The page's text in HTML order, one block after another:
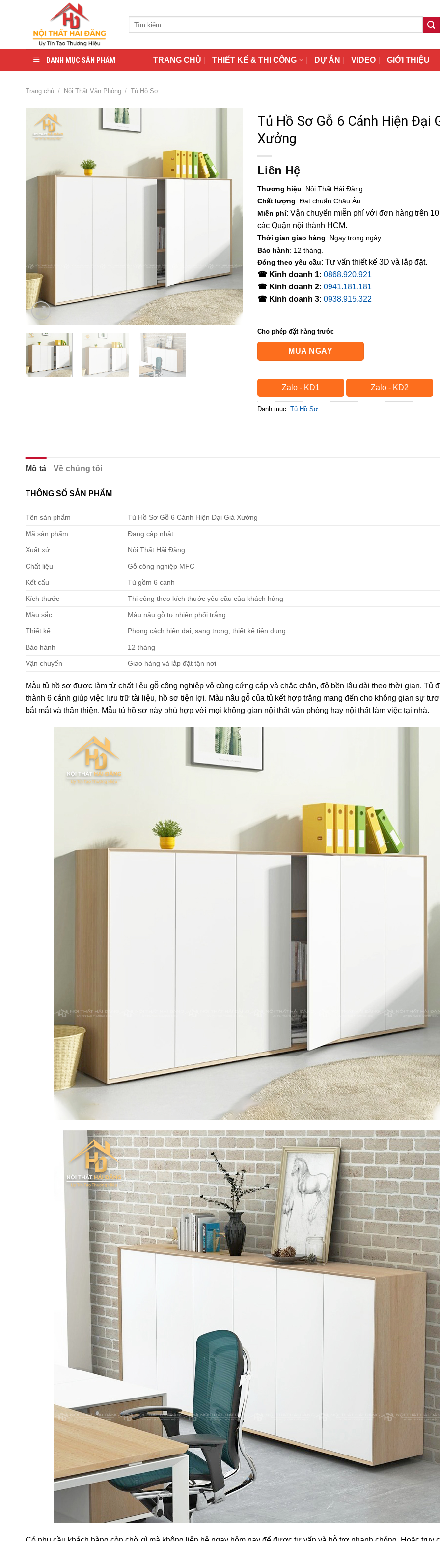
DANH MỤC SẢN PHẨM TRANG CHỦ THIẾT KẾ & THI CÔNG DỰ ÁN VIDEO GIỚI THIỆU
Trang chủ / Nội Thất Văn Phòng / Tủ Hồ Sơ
Tủ Hồ Sơ Gỗ 6 Cánh Hiện Đại
Xưởng
Liên Hệ
Thương hiệu: Nội Thất Hải Đăng.
Chất lượng: Đạt chuẩn Châu Âu.
Miễn phí: Vận chuyển miễn phí với đơn hàng trên 10
các Quận nội thành HCM.
Thời gian giao hàng: Ngay trong ngày.
Bảo hành: 12 tháng.
Đóng theo yêu cầu: Tư vấn thiết kế 3D và lắp đặt.
☎ Kinh doanh 1: 0868.920.921
☎ Kinh doanh 2: 0941.181.181
☎ Kinh doanh 3: 0938.915.322
Cho phép đặt hàng trước
MUA NGAY
Zalo - KD1 Zalo - KD2
Danh mục: Tủ Hồ Sơ
Mô tả Về chúng tôi
THÔNG SỐ SẢN PHẨM
Tên sản phẩm Tủ Hồ Sơ Gỗ 6 Cánh Hiện Đại Giá Xưởng
Mã sản phẩm Đang cập nhật
Xuất xứ Nội Thất Hải Đăng
Chất liệu Gỗ công nghiệp MFC
Kết cấu Tủ gồm 6 cánh
Kích thước Thi công theo kích thước yêu cầu của khách hàng
Màu sắc Màu nâu gỗ tự nhiên phối trắng
Thiết kế Phong cách hiện đại, sang trọng, thiết kế tiện dụng
Bảo hành 12 tháng
Vận chuyển Giao hàng và lắp đặt tận nơi
Mẫu tủ hồ sơ được làm từ chất liệu gỗ công nghiệp vô cùng cứng cáp và chắc chắn, độ bền lâu dài theo thời gian. Tủ
thành 6 cánh giúp việc lưu trữ tài liệu, hồ sơ tiện lợi. Màu nâu gỗ của tủ kết hợp trắng mang đến cho không gian sự
bắt mắt và thân thiện. Mẫu tủ hồ sơ này phù hợp với mọi không gian nội thất văn phòng hay nội thất làm việc tại nhà.